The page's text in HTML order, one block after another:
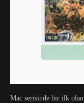
Mac serisinde bir ilk